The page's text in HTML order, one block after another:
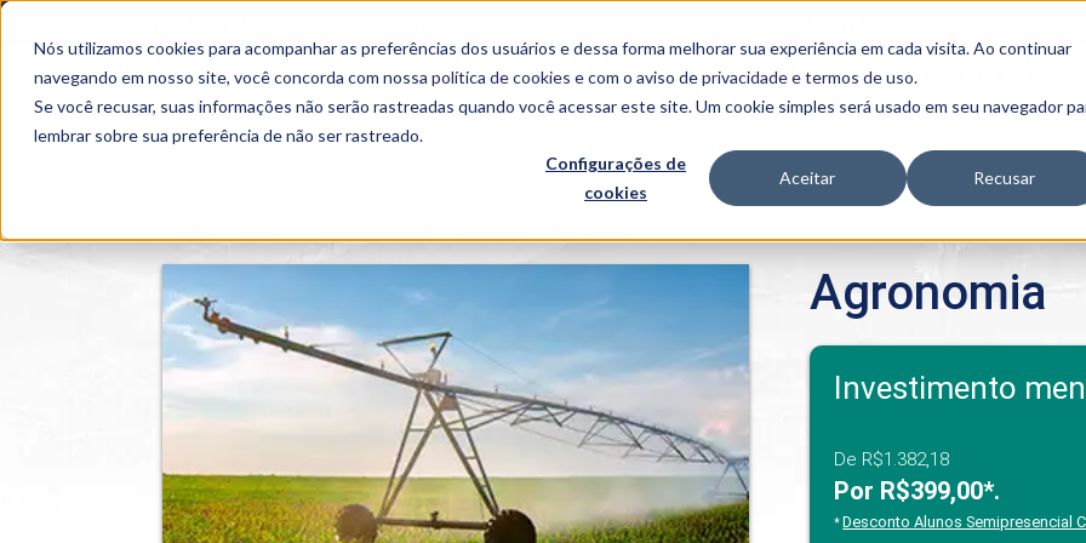
Nós utilizamos cookies para acompanhar as preferências dos usuários e dessa forma melhorar sua experiência em cada visita. Ao continuar
navegando em nosso site, você concorda com nossa política de cookies e com o aviso deprivacidade e termos de uso.
Se você recusar, suas informações não serão rastreadas quando você acessar este site. Um cookie simples será usado em seu navegador
lembrar sobre sua preferência de não ser rastreado.
Configurações de
cookies
Aceitar Recusar
SEMIPRESENCIAL PRESENCIAL EAD BENEFÍCIOS
Acadêmicos
PAE
PIME
Pesquisa e
Agronomia
Investimento
De R$1.382,18
Por R$399,00*.
* Desconto Alunos Semipresencial